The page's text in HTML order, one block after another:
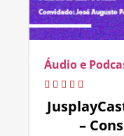
Áudio e
–